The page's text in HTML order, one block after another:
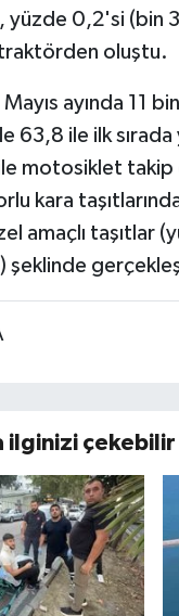
0,2'si (bin
oluştu.
ayında 11
63,8 ile ilk
motosiklet takip
kara
amaçlı
şeklinde
ilginizi çekebilir